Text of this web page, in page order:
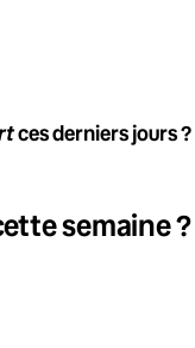
ces derniers jours ?
semaine ?